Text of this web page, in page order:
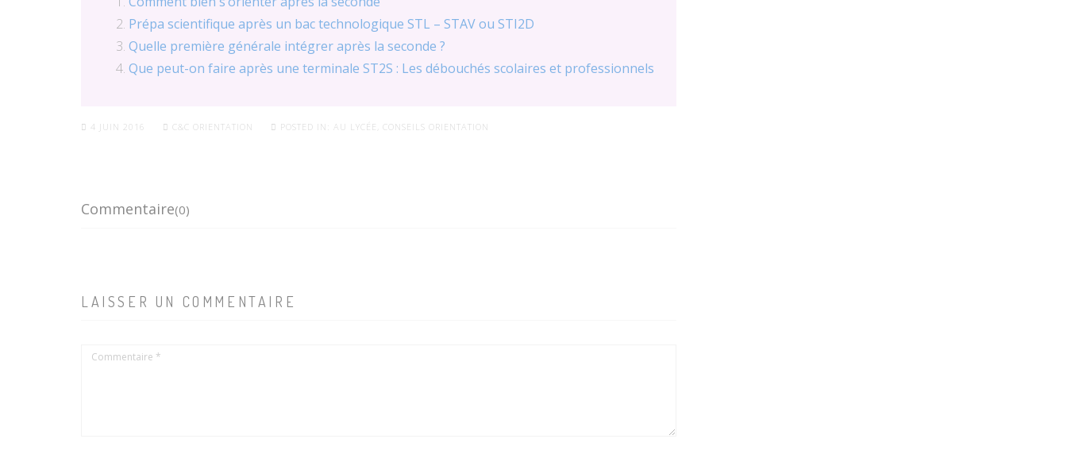
Prépa scientifique après un bac technologique STL – STAV ou STI2D
Quelle première générale intégrer après la seconde ?
Que peut-on faire après une terminale ST2S : Les débouchés scolaires et professionnels
4 JUIN 2016 C&C ORIENTATION POSTED IN: AU LYCÉE CONSEILS ORIENTATION
Commentaire(0)
LAISSER UN COMMENTAIRE